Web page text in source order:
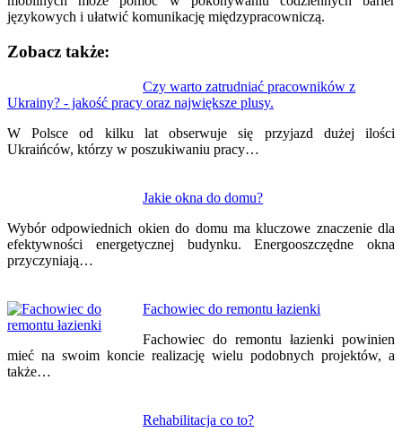
językowych i ułatwić komunikację międzypracowniczą.
Zobacz także:
Czy warto zatrudniać pracowników z
Ukrainy? - jakość pracy oraz największe plusy.
W Polsce od kilku lat obserwuje się przyjazd dużej ilości
Ukraińców, którzy w poszukiwaniu pracy…
Jakie okna do domu?
Wybór odpowiednich okien do domu ma kluczowe znaczenie dla
efektywności energetycznej budynku. Energooszczędne okna
przyczyniają…
Fachowiec do remontu łazienki
Fachowiec do remontu łazienki powinien
mieć na swoim koncie realizację wielu podobnych projektów, a
także…
Rehabilitacja co to?
wpisu